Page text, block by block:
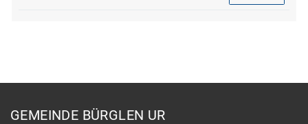
Fusszeile
GEMEINDE BÜRGLEN UR